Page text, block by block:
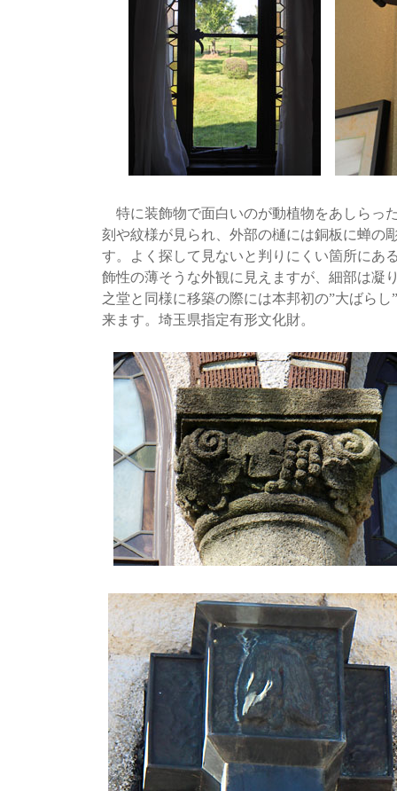
特に装飾物で面白いのが動植物をあしらっ
刻や紋様が見られ、外部の樋には銅板に蝉の
す。よく探して見ないと判りにくい箇所にあ
飾性の薄そうな外観に見えますが、細部は凝
之堂と同様に移築の際には本邦初の”大ばら
来ます。埼玉県指定有形文化財。